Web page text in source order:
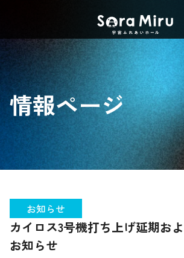
情報ページ
お知らせ
カイロス3号機打ち上げ延期お
お知らせ